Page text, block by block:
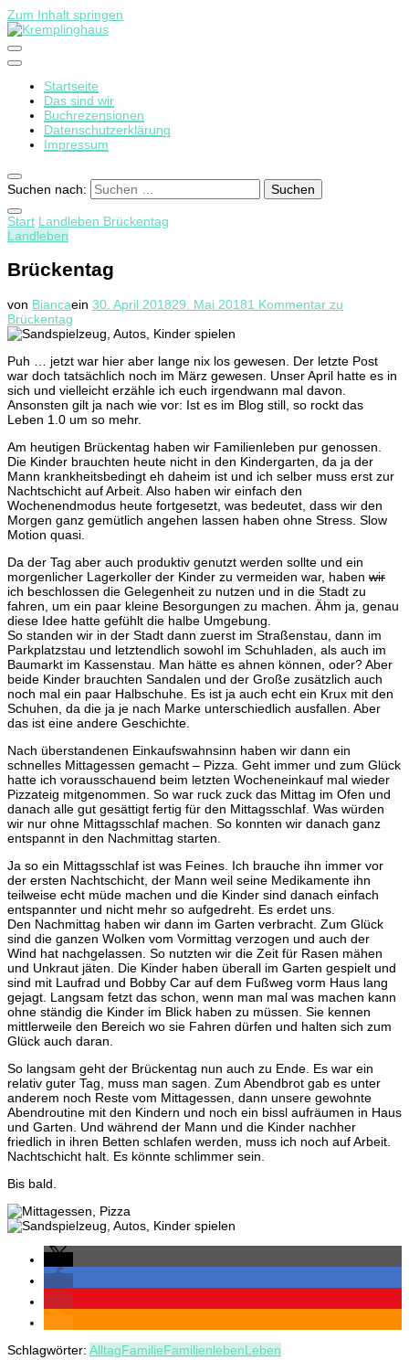
Zum Inhalt springen
Kremplinghaus
Startseite
Das sind wir
Buchrezensionen
Datenschutzerklärung
Impressum
Suchen nach:
Start Landleben Brückentag
Landleben
Brückentag
von Biancaein 30. April 201829. Mai 20181 Kommentar zu
Brückentag
Puh … jetzt war hier aber lange nix los gewesen. Der letzte Post
war doch tatsächlich noch im März gewesen. Unser April hatte es in
sich und vielleicht erzähle ich euch irgendwann mal davon.
Ansonsten gilt ja nach wie vor: Ist es im Blog still, so rockt das
Leben 1.0 um so mehr.
Am heutigen Brückentag haben wir Familienleben pur genossen.
Die Kinder brauchten heute nicht in den Kindergarten, da ja der
Mann krankheitsbedingt eh daheim ist und ich selber muss erst zur
Nachtschicht auf Arbeit. Also haben wir einfach den
Wochenendmodus heute fortgesetzt, was bedeutet, dass wir den
Morgen ganz gemütlich angehen lassen haben ohne Stress. Slow
Motion quasi.
Da der Tag aber auch produktiv genutzt werden sollte und ein
morgenlicher Lagerkoller der Kinder zu vermeiden war, haben wir
ich beschlossen die Gelegenheit zu nutzen und in die Stadt zu
fahren, um ein paar kleine Besorgungen zu machen. Ähm ja, genau
diese Idee hatte gefühlt die halbe Umgebung.
So standen wir in der Stadt dann zuerst im Straßenstau, dann im
Parkplatzstau und letztendlich sowohl im Schuhladen, als auch im
Baumarkt im Kassenstau. Man hätte es ahnen können, oder? Aber
beide Kinder brauchten Sandalen und der Große zusätzlich auch
noch mal ein paar Halbschuhe. Es ist ja auch echt ein Krux mit den
Schuhen, da die ja je nach Marke unterschiedlich ausfallen. Aber
das ist eine andere Geschichte.
Nach überstandenen Einkaufswahnsinn haben wir dann ein
schnelles Mittagessen gemacht – Pizza. Geht immer und zum Glück
hatte ich vorausschauend beim letzten Wocheneinkauf mal wieder
Pizzateig mitgenommen. So war ruck zuck das Mittag im Ofen und
danach alle gut gesättigt fertig für den Mittagsschlaf. Was würden
wir nur ohne Mittagsschlaf machen. So konnten wir danach ganz
entspannt in den Nachmittag starten.
Ja so ein Mittagsschlaf ist was Feines. Ich brauche ihn immer vor
der ersten Nachtschicht, der Mann weil seine Medikamente ihn
teilweise echt müde machen und die Kinder sind danach einfach
entspannter und nicht mehr so aufgedreht. Es erdet uns.
Den Nachmittag haben wir dann im Garten verbracht. Zum Glück
sind die ganzen Wolken vom Vormittag verzogen und auch der
Wind hat nachgelassen. So nutzten wir die Zeit für Rasen mähen
und Unkraut jäten. Die Kinder haben überall im Garten gespielt und
sind mit Laufrad und Bobby Car auf dem Fußweg vorm Haus lang
gejagt. Langsam fetzt das schon, wenn man mal was machen kann
ohne ständig die Kinder im Blick haben zu müssen. Sie kennen
mittlerweile den Bereich wo sie Fahren dürfen und halten sich zum
Glück auch daran.
So langsam geht der Brückentag nun auch zu Ende. Es war ein
relativ guter Tag, muss man sagen. Zum Abendbrot gab es unter
anderem noch Reste vom Mittagessen, dann unsere gewohnte
Abendroutine mit den Kindern und noch ein bissl aufräumen in Haus
und Garten. Und während der Mann und die Kinder nachher
friedlich in ihren Betten schlafen werden, muss ich noch auf Arbeit.
Nachtschicht halt. Es könnte schlimmer sein.
Bis bald.
Schlagwörter: AlltagFamilieFamilienlebenLeben